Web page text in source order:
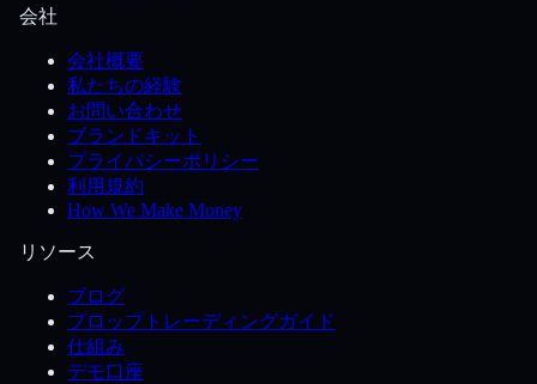
会社
会社概要
私たちの経験
お問い合わせ
ブランドキット
プライバシーポリシー
利用規約
How We Make Money
リソース
ブログ
プロップトレーディングガイド
仕組み
デモ口座